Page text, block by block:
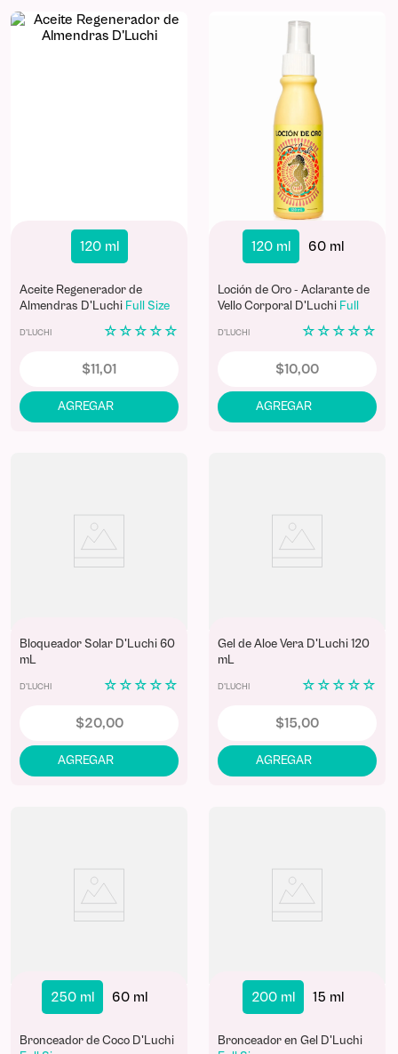
120 ml
Aceite Regenerador de
Almendras D'Luchi Full Size
D'LUCHI ☆ ☆ ☆ ☆ ☆
$11,01
120 ml 60 ml
Loción de Oro - Aclarante de
Vello Corporal D'Luchi Full
D'LUCHI ☆ ☆ ☆ ☆ ☆
$10,00
Bloqueador Solar D'Luchi 60
mL
D'LUCHI ☆ ☆ ☆ ☆ ☆
$20,00
Gel de Aloe Vera D'Luchi 120
mL
D'LUCHI ☆ ☆ ☆ ☆ ☆
$15,00
250 ml 60 ml
Bronceador de Coco D'Luchi
200 ml 15 ml
Bronceador en Gel D'Luchi